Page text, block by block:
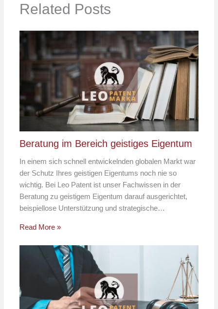
Related Posts
Beratung im Bereich geistiges Eigentum
In einem sich schnell entwickelnden globalen Markt war
der Schutz Ihres geistigen Eigentums noch nie so
wichtig. Bei Leo Patent ist unser Fachwissen in der
Beratung zu geistigem Eigentum darauf ausgerichtet,
beispiellose Unterstützung und strategische…
Read More »